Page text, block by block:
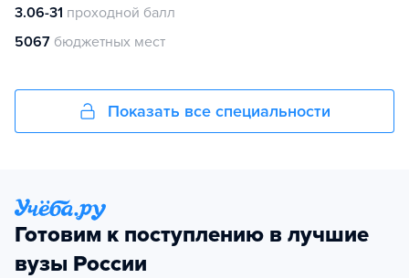
3.06-31 проходной балл
5067 бюджетных мест
Показать все специальности
Готовим к поступлению в лучшие
вузы России